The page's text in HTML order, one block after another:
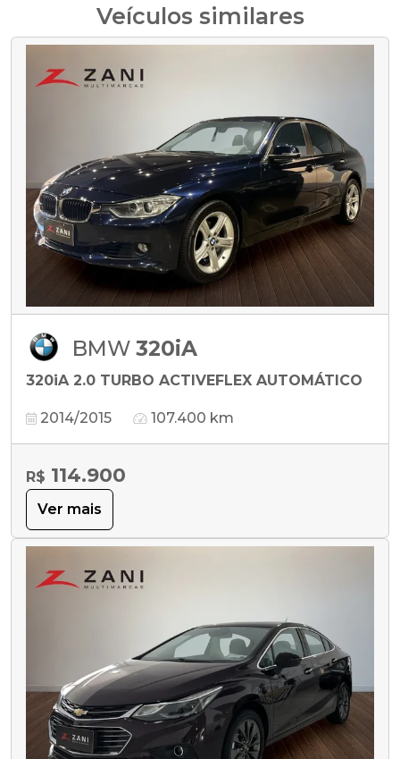
Veículos similares
BMW 320iA
320iA 2.0 TURBO ACTIVEFLEX AUTOMÁTICO
2014/2015 107.400 km
R$ 114.900
Ver mais